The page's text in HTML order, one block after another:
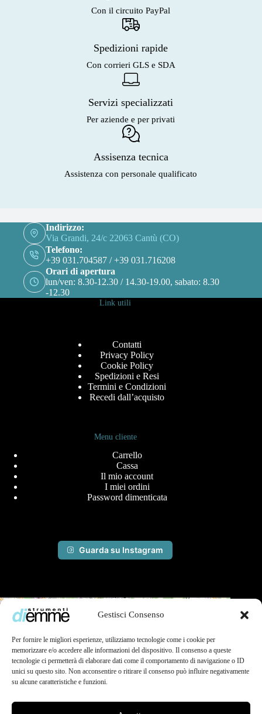
Gestisci Consenso
Per fornire le migliori esperienze, utilizziamo tecnologie come i cookie per
memorizzare e/o accedere alle informazioni del dispositivo. Il consenso a queste
tecnologie ci permetterà di elaborare dati come il comportamento di navigazione o ID
unici su questo sito. Non acconsentire o ritirare il consenso può influire negativamente
su alcune caratteristiche e funzioni.
Con il circuito PayPal
Spedizioni rapide
Con corrieri GLS e SDA
Servizi specializzati
Per aziende e per privati
Assisenza tecnica
Assistenza con personale qualificato
Indirizzo:
Via Grandi, 24/c 22063 Cantù (CO)
Telefono:
+39 031.704587 / +39 031.716208
Orari di apertura
lun/ven: 8.30-12.30 / 14.30-19.00, sabato: 8.30
-12.30
Link utili
Contatti
Privacy Policy
Cookie Policy
Spedizioni e Resi
Termini e Condizioni
Recedi dall’acquisto
Menu cliente
Carrello
Cassa
Il mio account
I miei ordini
Password dimenticata
Guarda su Instagram
+